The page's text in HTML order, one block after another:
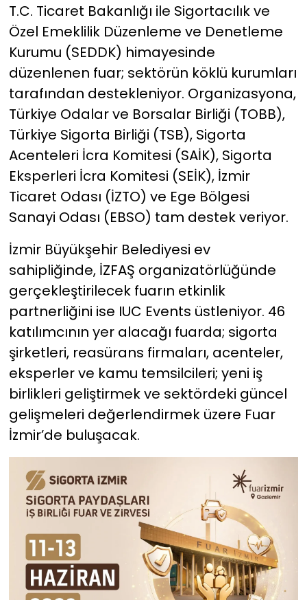
T.C. Ticaret Bakanlığı ile Sigortacılık ve
Özel Emeklilik Düzenleme ve Denetleme
Kurumu (SEDDK) himayesinde
düzenlenen fuar; sektörün köklü kurumları
tarafından destekleniyor. Organizasyona,
Türkiye Odalar ve Borsalar Birliği (TOBB),
Türkiye Sigorta Birliği (TSB), Sigorta
Acenteleri İcra Komitesi (SAİK), Sigorta
Eksperleri İcra Komitesi (SEİK), İzmir
Ticaret Odası (İZTO) ve Ege Bölgesi
Sanayi Odası (EBSO) tam destek veriyor.
İzmir Büyükşehir Belediyesi ev
sahipliğinde, İZFAŞ organizatörlüğünde
gerçekleştirilecek fuarın etkinlik
partnerliğini ise IUC Events üstleniyor. 46
katılımcının yer alacağı fuarda; sigorta
şirketleri, reasürans firmaları, acenteler,
eksperler ve kamu temsilcileri; yeni iş
birlikleri geliştirmek ve sektördeki güncel
gelişmeleri değerlendirmek üzere Fuar
İzmir’de buluşacak.
Yurt